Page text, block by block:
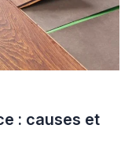
: causes et